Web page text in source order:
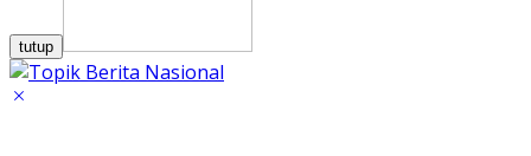
tutup